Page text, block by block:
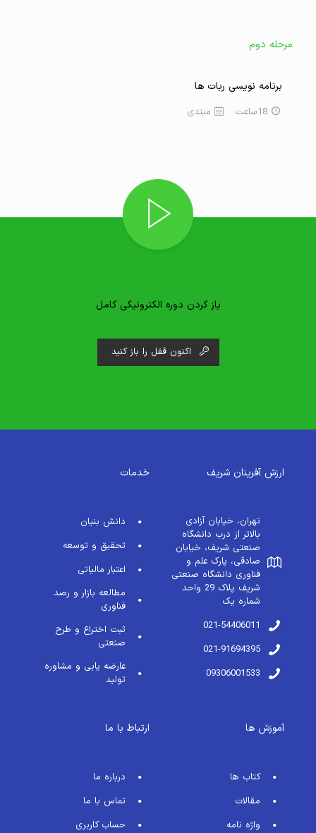
مرحله دوم
برنامه نویسی ربات ها
مبتدی
باز کردن دوره الکترونیکی کامل
اکنون قفل را باز کنید
ارزش آفرینان شریف
تهران، خیابان آزادی
بالاتر از درب دانشگاه
صنعتی شریف، خیابان
صادقی، پارک علم و
فناوری دانشگاه صنعتی
شریف پلاک 29 واحد
شماره یک
021-54406011
021-91694395
09306001533
خدمات
دانش بنیان
تحقیق و توسعه
اعتبار مالیاتی
مطالعه بازار و رصد
فناوری
ثبت اختراع و طرح
صنعتی
عارضه یابی و مشاوره
تولید
آموزش ها
کتاب ها
مقالات
واژه نامه
ارتباط با ما
درباره ما
تماس با ما
حساب کاربری